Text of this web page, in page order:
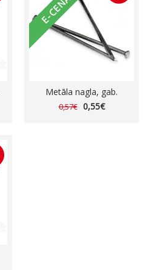
E-CENA
Metāla nagla, gab.
0,57€ 0,55€